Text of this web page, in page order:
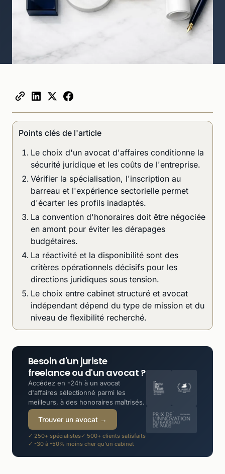
Points clés de l'article
Le choix d'un avocat d'affaires conditionne la
sécurité juridique et les coûts de l'entreprise.
Vérifier la spécialisation, l'inscription au
barreau et l'expérience sectorielle permet
d'écarter les profils inadaptés.
La convention d'honoraires doit être négociée
en amont pour éviter les dérapages
budgétaires.
La réactivité et la disponibilité sont des
critères opérationnels décisifs pour les
directions juridiques sous tension.
Le choix entre cabinet structuré et avocat
indépendant dépend du type de mission et du
niveau de flexibilité recherché.
Besoin d'un juriste
freelance ou d'un avocat ?
Accédez en -24h à un avocat
d'affaires sélectionné parmi les
meilleurs, à des honoraires maîtrisés.
Trouver un avocat →
✓ 250+ spécialistes✓ 500+ clients satisfaits
✓ -30 à -50% moins cher qu'un cabinet